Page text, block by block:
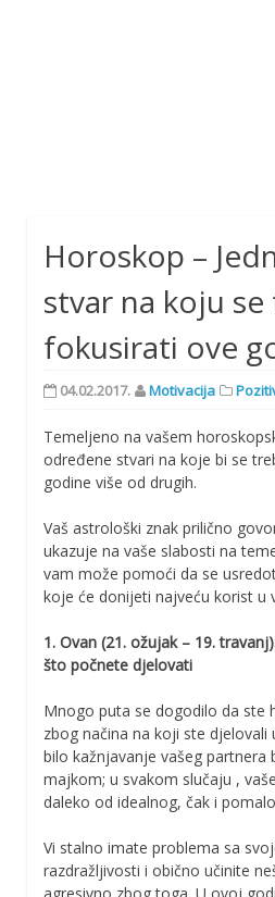
Horoskop –
stvar na koju
fokusirati ove
04.02.2017. Motivacija
Temeljeno na vašem
određene stvari na koje bi se
godine više od drugih.
Vaš astrološki znak prilično
ukazuje na vaše slabosti na
vam može pomoći da se
koje će donijeti najveću korist u
1. Ovan (21. ožujak – 19.
što počnete djelovati
Mnogo puta se dogodilo da ste
zbog načina na koji ste
bilo kažnjavanje vašeg partnera
majkom; u svakom slučaju ,
daleko od idealnog, čak i
Vi stalno imate problema sa
razdražljivosti i obično učinite